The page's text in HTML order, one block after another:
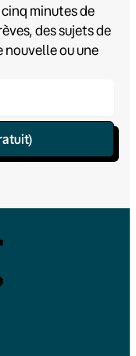
cinq minutes de
des sujets de
nouvelle ou une